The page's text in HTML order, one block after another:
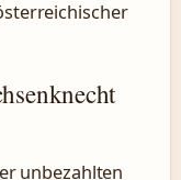
unbezahlten